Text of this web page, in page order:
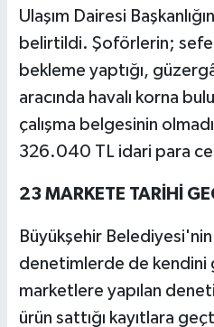
Ulaşım Dairesi
belirtildi. Şoförlerin; sefer
bekleme yaptığı,
aracında havalı korna
çalışma belgesinin
326.040 TL idari para
23 MARKETE TARİHİ
Büyükşehir Belediyesi'nin
denetimlerde de kendini
marketlere yapılan
ürün sattığı kayıtlara